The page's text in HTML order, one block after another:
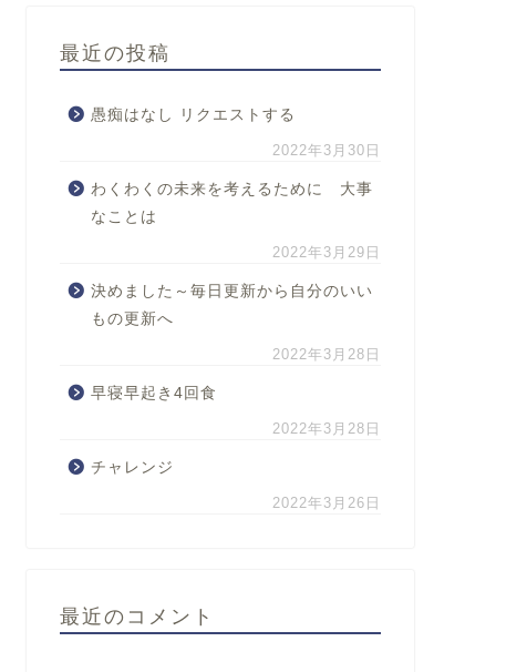
最近の投稿
愚痴はなし リクエストする
2022年3月30日
わくわくの未来を考えるために 大事
なことは
2022年3月29日
決めました～毎日更新から自分のいい
もの更新へ
2022年3月28日
早寝早起き4回食
2022年3月28日
チャレンジ
2022年3月26日
最近のコメント